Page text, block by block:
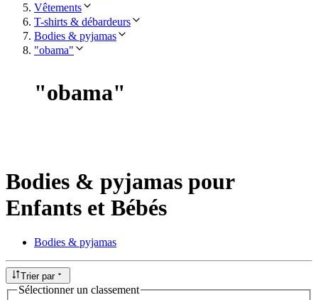
Vêtements
T-shirts & débardeurs
Bodies & pyjamas
"obama"
"obama"
Bodies & pyjamas pour
Enfants et Bébés
Bodies & pyjamas
Trier par
Sélectionner un classement